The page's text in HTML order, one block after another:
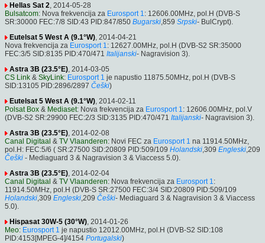
Hellas Sat 2, 2014-05-28
Bulsatcom: Nova frekvencija za Eurosport 1: 12606.00MHz, pol.H (DVB-S
SR:30000 FEC:7/8 SID:43 PID:847/850 Bugarski,859 Srpski- BulCrypt).
Eutelsat 5 West A (9.1°W), 2014-04-21
Nova frekvencija za Eurosport 1: 12627.00MHz, pol.H (DVB-S2 SR:35000
FEC:3/5 SID:8135 PID:470/471 Italijanski- Nagravision 3).
Astra 3B (23.5°E), 2014-03-05
CS Link & SkyLink: Eurosport 1 je napustio 11875.50MHz, pol.H (DVB-S
SID:13105 PID:2896/2897 Češki)
Eutelsat 5 West A (9.1°W), 2014-02-11
Polsat Box & Mediaset: Nova frekvencija za Eurosport 1: 12606.00MHz, pol.V
(DVB-S2 SR:29900 FEC:2/3 SID:3135 PID:470/471 Italijanski- Nagravision 3).
Astra 3B (23.5°E), 2014-02-08
Canal Digitaal & TV Vlaanderen: Novi FEC za Eurosport 1 na 11914.50MHz,
pol.H: FEC:5/6 ( SR:27500 SID:20809 PID:509/109 Holandski,309 Engleski,209
Češki - Mediaguard 3 & Nagravision 3 & Viaccess 5.0).
Astra 3B (23.5°E), 2014-02-04
Canal Digitaal & TV Vlaanderen: Nova frekvencija za Eurosport 1:
11914.50MHz, pol.H (DVB-S SR:27500 FEC:3/4 SID:20809 PID:509/109
Holandski,309 Engleski,209 Češki- Mediaguard 3 & Nagravision 3 & Viaccess
5.0).
Hispasat 30W-5 (30°W), 2014-01-26
Meo: Eurosport 1 je napustio 12012.00MHz, pol.H (DVB-S2 SID:108
PID:4153[MPEG-4]/4154 Portugalski)